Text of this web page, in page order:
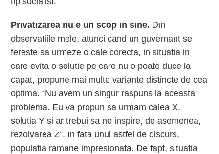
Privatizarea nu e un scop in sine. Din
observatiile mele, atunci cand un guvernant se
fereste sa urmeze o cale corecta, in situatia in
care evita o solutie pe care nu o poate duce la
capat, propune mai multe variante distincte de cea
optima. “Nu avem un singur raspuns la aceasta
problema. Eu va propun sa urmam calea X,
solutia Y si ar trebui sa ne inspire, de asemenea,
rezolvarea Z”. In fata unui astfel de discurs,
populatia ramane impresionata. De fapt, situatia